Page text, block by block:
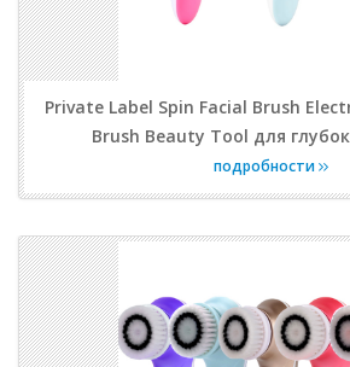
Private Label Spin Facial Brush
Brush Beauty Tool для
подробности